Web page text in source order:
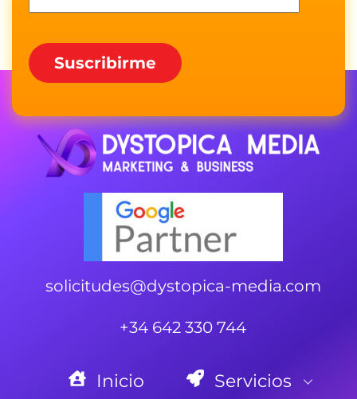
solicitudes@dystopica-media.com
+34 642 330 744
Inicio Servicios